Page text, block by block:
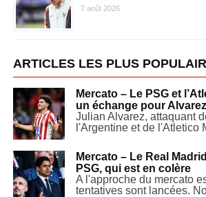
7 août 2026
ARTICLES LES PLUS
Mercato – Le PSG et
un échange pour
Julian Alvarez, attaquant
l'Argentine et de l'Atletico
Mercato – Le Real
PSG, qui est en colère
A l'approche du mercato
tentatives sont lancées.